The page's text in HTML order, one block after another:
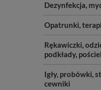
Dezynfekcja,
Opatrunki,
Rękawiczki,
podkłady,
Igły, probówki,
cewniki